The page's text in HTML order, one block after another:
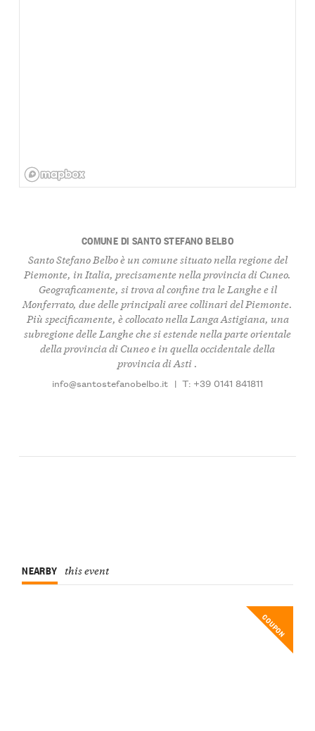
COMUNE DI SANTO STEFANO BELBO
Santo Stefano Belbo è un comune situato nella regione del
Piemonte, in Italia, precisamente nella provincia di Cuneo.
Geograficamente, si trova al confine tra le Langhe e il
Monferrato, due delle principali aree collinari del Piemonte.
Più specificamente, è collocato nellaLanga Astigiana, una
subregione delle Langhe che si estende nella parte orientale
della provincia di Cuneo e in quella occidentale della
provincia di Asti .
info@santostefanobelbo.it | T: +39 0141 841811
NEARBY this event
COUPON